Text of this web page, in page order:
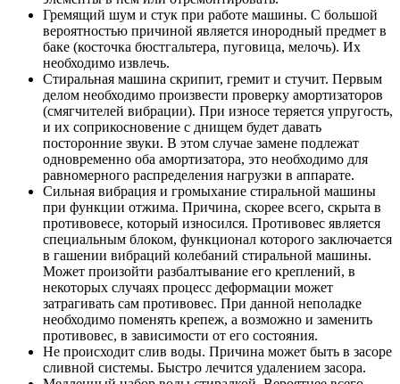
Гремящий шум и стук при работе машины. С большой
вероятностью причиной является инородный предмет в
баке (косточка бюстгальтера, пуговица, мелочь). Их
необходимо извлечь.
Стиральная машина скрипит, гремит и стучит. Первым
делом необходимо произвести проверку амортизаторов
(смягчителей вибрации). При износе теряется упругость,
и их соприкосновение с днищем будет давать
посторонние звуки. В этом случае замене подлежат
одновременно оба амортизатора, это необходимо для
равномерного распределения нагрузки в аппарате.
Сильная вибрация и громыхание стиральной машины
при функции отжима. Причина, скорее всего, скрыта в
противовесе, который износился. Противовес является
специальным блоком, функционал которого заключается
в гашении вибраций колебаний стиральной машины.
Может произойти разбалтывание его креплений, в
некоторых случаях процесс деформации может
затрагивать сам противовес. При данной неполадке
необходимо поменять крепеж, а возможно и заменить
противовес, в зависимости от его состояния.
Не происходит слив воды. Причина может быть в засоре
сливной системы. Быстро лечится удалением засора.